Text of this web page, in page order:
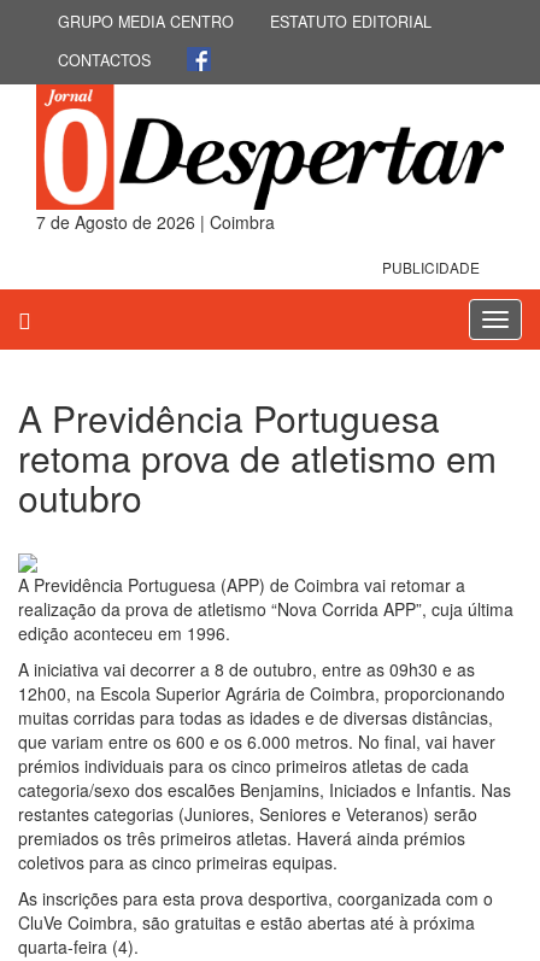
GRUPO MEDIA CENTRO
ESTATUTO EDITORIAL
CONTACTOS
7 de Agosto de 2026 | Coimbra
PUBLICIDADE
A Previdência Portuguesa
retoma prova de atletismo em
outubro
A Previdência Portuguesa (APP) de Coimbra vai retomar a
realização da prova de atletismo “Nova Corrida APP”, cuja última
edição aconteceu em 1996.
A iniciativa vai decorrer a 8 de outubro, entre as 09h30 e as
12h00, na Escola Superior Agrária de Coimbra, proporcionando
muitas corridas para todas as idades e de diversas distâncias,
que variam entre os 600 e os 6.000 metros. No final, vai haver
prémios individuais para os cinco primeiros atletas de cada
categoria/sexo dos escalões Benjamins, Iniciados e Infantis. Nas
restantes categorias (Juniores, Seniores e Veteranos) serão
premiados os três primeiros atletas. Haverá ainda prémios
coletivos para as cinco primeiras equipas.
As inscrições para esta prova desportiva, coorganizada com o
CluVe Coimbra, são gratuitas e estão abertas até à próxima
quarta-feira (4).